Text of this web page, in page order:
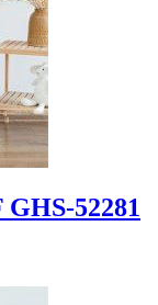
GHS-52281